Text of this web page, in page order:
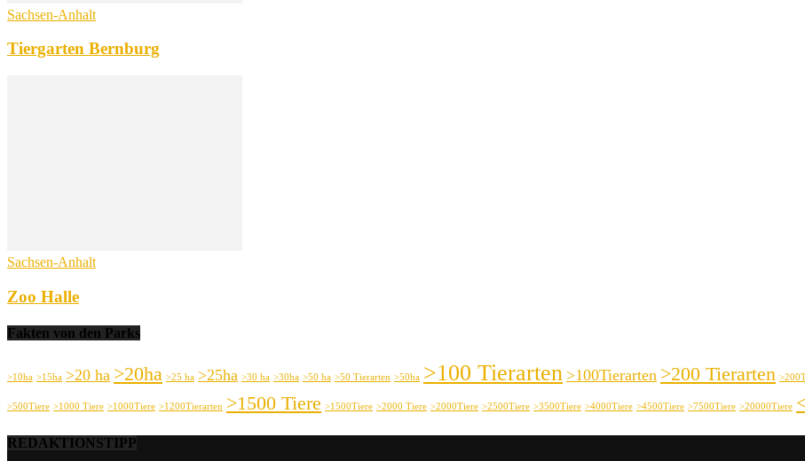
Sachsen-Anhalt
Tiergarten Bernburg
Sachsen-Anhalt
Zoo Halle
Fakten von den Parks
>10ha >15ha >20 ha >20ha >25 ha >25ha >30 ha >30ha >50 ha >50 Tierarten >50ha >100 Tierarten >100Tierarten >200 Tierarten
>500Tiere >1000 Tiere >1000Tiere >1200Tierarten >1500 Tiere >1500Tiere >2000 Tiere >2000Tiere >2500Tiere >3500Tiere >4000Tiere >4500Tiere >7500Tiere >20000Tiere
REDAKTIONSTIPP